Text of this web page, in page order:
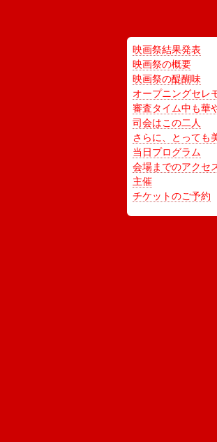
映画祭結果発表
映画祭の概要
映画祭の醍醐味
オープニングセレ
審査タイム中も華
司会はこの二人
さらに、とっても
当日プログラム
会場までのアクセ
主催
チケットのご予約